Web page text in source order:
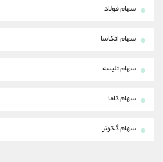
سهام فولاد
سهام اتکاسا
سهام تلیسه
سهام کاما
سهام گکوثر